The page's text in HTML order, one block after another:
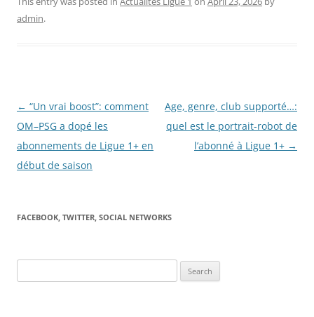
admin.
Post
navigation
← “Un vrai boost”: comment
OM–PSG a dopé les
abonnements de Ligue 1+ en
début de saison
Age, genre, club supporté…:
quel est le portrait-robot de
l’abonné à Ligue 1+ →
FACEBOOK, TWITTER, SOCIAL NETWORKS
for: